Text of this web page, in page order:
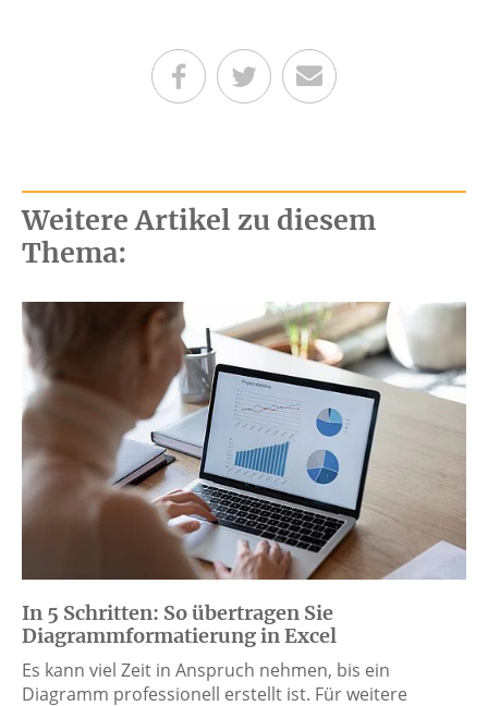
Teilen auf Facebook
Teilen auf Twitter
Per E-Mail senden
Weitere Artikel zu diesem
Thema:
In 5 Schritten: So übertragen Sie
Diagrammformatierung in Excel
Es kann viel Zeit in Anspruch nehmen, bis ein
Diagramm professionell erstellt ist. Für weitere